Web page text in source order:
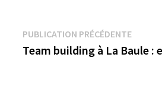
Navigation
de
PUBLICATION PRÉCÉDENTE
Team building à La Baule :